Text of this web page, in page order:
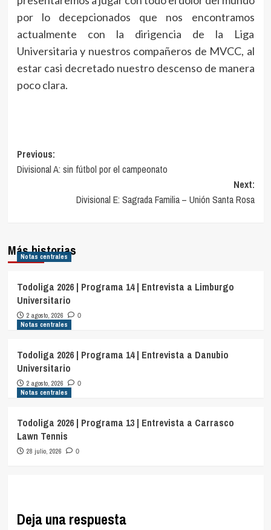
por lo decepcionados que nos encontramos
actualmente con la dirigencia de la Liga
Universitaria y nuestros compañeros de MVCC, al
estar casi decretado nuestro descenso de manera
poco clara.
Navegación
de
entradas
Previous:
Divisional A: sin fútbol por el campeonato
Next:
Divisional E: Sagrada Familia – Unión Santa Rosa
Más historias
Notas centrales
Todoliga 2026 | Programa 14 | Entrevista a Limburgo
Universitario
2 agosto, 2026 0
Notas centrales
Todoliga 2026 | Programa 14 | Entrevista a Danubio
Universitario
2 agosto, 2026 0
Notas centrales
Todoliga 2026 | Programa 13 | Entrevista a Carrasco
Lawn Tennis
28 julio, 2026 0
Deja una respuesta